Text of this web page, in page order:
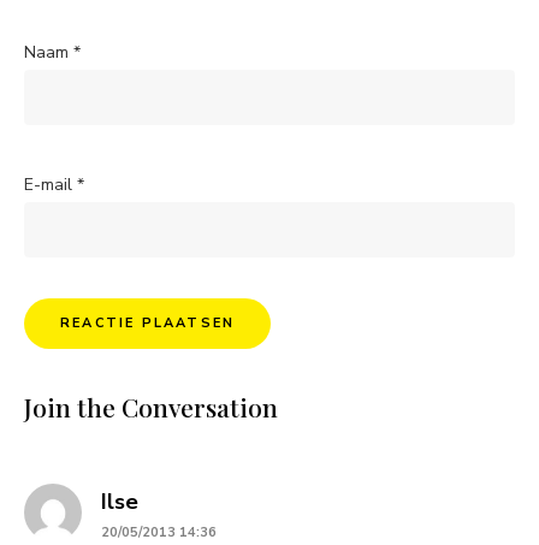
Naam *
E-mail *
Join the Conversation
Ilsesays:
20/05/2013 14:36